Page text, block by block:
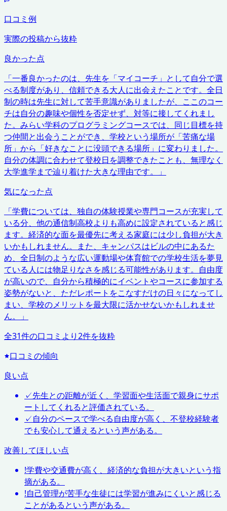
口コミ例
実際の投稿から抜粋
良かった点
「一番良かったのは、先生を「マイコーチ」として自分で選
べる制度があり、信頼できる大人に出会えたことです。全日
制の時は先生に対して苦手意識がありましたが、ここのコー
チは自分の趣味や個性を否定せず、対等に接してくれまし
た。みらい学科のプログラミングコースでは、同じ目標を持
つ仲間と出会うことができ、学校という場所が「苦痛な場
所」から「好きなことに没頭できる場所」に変わりました。
自分の体調に合わせて登校日を調整できたことも、無理なく
大学進学まで辿り着けた大きな理由です。
」
気になった点
「学費については、独自の体験授業や専門コースが充実して
いる分、他の通信制高校よりも高めに設定されていると感じ
ます。経済的な面を最優先に考える家庭には少し負担が大き
いかもしれません。また、キャンパスはビルの中にあるた
め、全日制のような広い運動場や体育館での学校生活を夢見
ている人には物足りなさを感じる可能性があります。自由度
が高いので、自分から積極的にイベントやコースに参加する
姿勢がないと、ただレポートをこなすだけの日々になってし
まい、学校のメリットを最大限に活かせないかもしれませ
ん。
」
全31件の口コミより2件を抜粋
口コミの傾向
良い点
✓先生との距離が近く、学習面や生活面で親身にサポ
ートしてくれると評価されている。
✓自分のペースで学べる自由度が高く、不登校経験者
でも安心して通えるという声がある。
改善してほしい点
!学費や交通費が高く、経済的な負担が大きいという指
摘がある。
!自己管理が苦手な生徒には学習が進みにくいと感じる
ことがあるという声がある。